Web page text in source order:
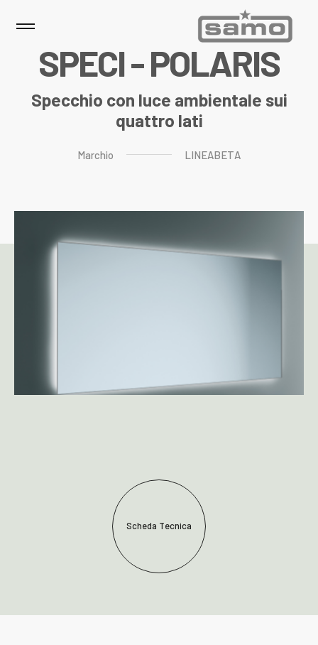
SPECI-POLARIS
Specchio con luce ambientale sui
quattro lati
Marchio LINEABETA
Scheda Tecnica